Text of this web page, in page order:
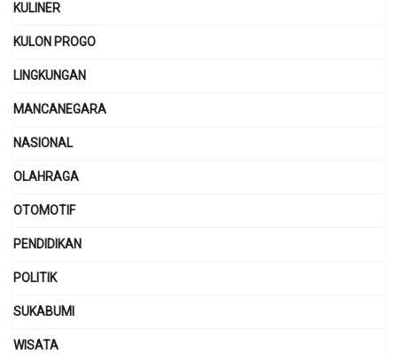
KULINER
KULON PROGO
LINGKUNGAN
MANCANEGARA
NASIONAL
OLAHRAGA
OTOMOTIF
PENDIDIKAN
POLITIK
SUKABUMI
WISATA